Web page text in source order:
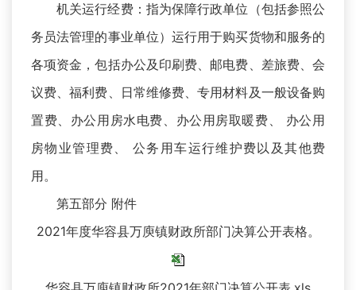
机关运行经费：指为保障行政单位（包括参照公
务员法管理的事业单位）运行用于购买货物和服务的
各项资金，包括办公及印刷费、邮电费、差旅费、会
议费、福利费、日常维修费、专用材料及一般设备购
置费、办公用房水电费、办公用房取暖费、 办公用
房物业管理费、 公务用车运行维护费以及其他费
用。
第五部分 附件
2021年度华容县万庾镇财政所部门决算公开表格。